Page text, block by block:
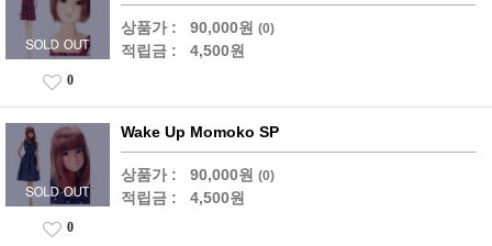
상품가 : 90,000원 (0)
적립금 : 4,500원
0
Wake Up Momoko SP
상품가 : 90,000원 (0)
적립금 : 4,500원
0